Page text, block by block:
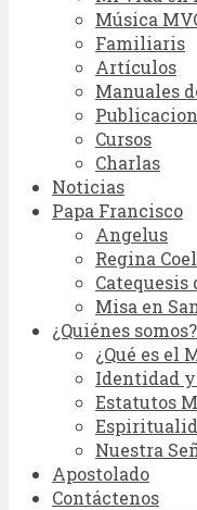
Música
Familiaris
Artículos
Manuales
Cursos
Charlas
Noticias
Papa Francisco
Angelus
Regina
Misa en
¿Quiénes somos?
¿Qué es el
Identidad
Estatutos
Nuestra
Apostolado
Contáctenos